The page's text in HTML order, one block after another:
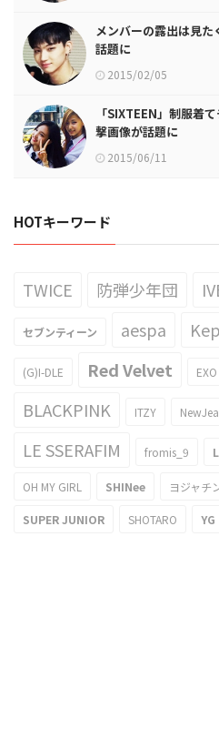
メンバーの露出は見
話題に
2015/02/05
「SIXTEEN」制服着
撃画像が話題に
2015/06/11
HOTキーワード
TWICE 防弾少年団
セブンティーン aespa
(G)I-DLE Red Velvet EXO
BLACKPINK ITZY
LE SSERAFIM fromis_9
OH MY GIRL SHINee ヨジャチ
SUPER JUNIOR SHOTARO YG